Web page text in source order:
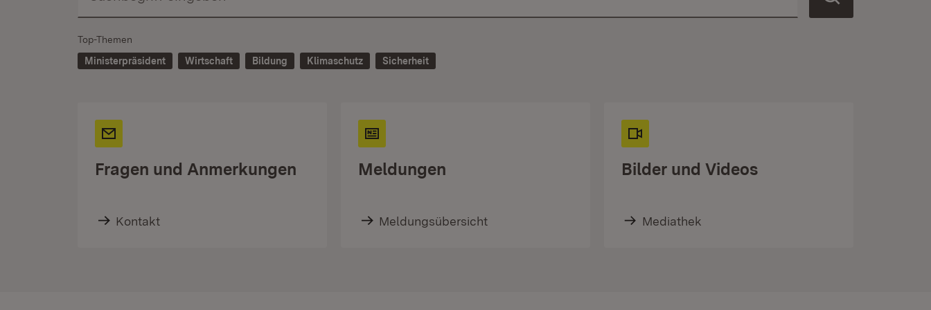
Top-Themen
Ministerpräsident
Wirtschaft Bildung Klimaschutz Sicherheit
Fragen und Anmerkungen
Kontakt
Meldungen
Meldungsübersicht
Bilder und Videos
Mediathek